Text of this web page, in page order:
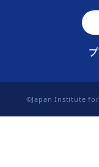
©Japan Institute for